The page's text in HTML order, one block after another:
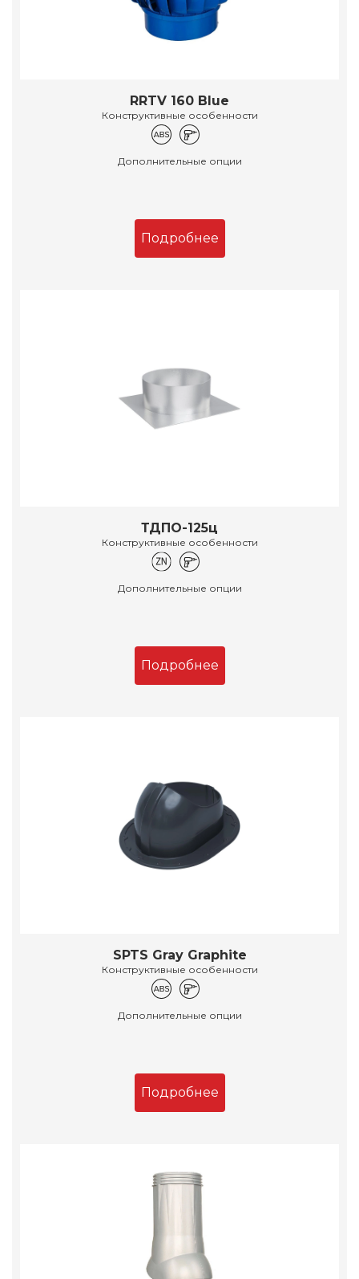
RRTV 160 Blue
Конструктивные особенности
Дополнительные опции
Подробнее
ТДПО-125ц
Конструктивные особенности
Дополнительные опции
Подробнее
SPTS Gray Graphite
Конструктивные особенности
Дополнительные опции
Подробнее